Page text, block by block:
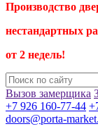
Производство
нестандартных
от 2 недель!
Вызов замерщика
+7 926 160-77-44
doors@porta-